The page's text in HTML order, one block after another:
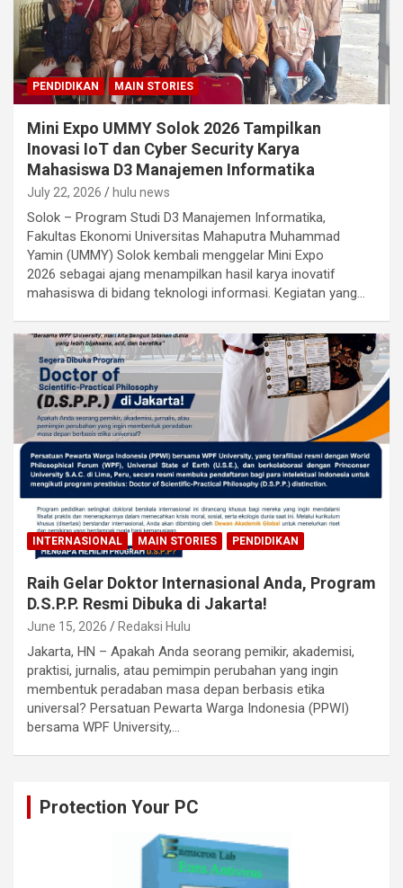
PENDIDIKAN MAIN STORIES
Mini Expo UMMY Solok 2026 Tampilkan
Inovasi IoT dan Cyber Security Karya
Mahasiswa D3 Manajemen Informatika
July 22, 2026 hulu news
Solok – Program Studi D3 Manajemen Informatika,
Fakultas Ekonomi Universitas Mahaputra Muhammad
Yamin (UMMY) Solok kembali menggelar Mini Expo
2026 sebagai ajang menampilkan hasil karya inovatif
mahasiswa di bidang teknologi informasi. Kegiatan yang…
INTERNASIONAL MAIN STORIES PENDIDIKAN
Raih Gelar Doktor Internasional Anda, Program
D.S.P.P. Resmi Dibuka di Jakarta!
June 15, 2026 Redaksi Hulu
Jakarta, HN – Apakah Anda seorang pemikir, akademisi,
praktisi, jurnalis, atau pemimpin perubahan yang ingin
membentuk peradaban masa depan berbasis etika
universal? Persatuan Pewarta Warga Indonesia (PPWI)
bersama WPF University,…
Protection Your PC